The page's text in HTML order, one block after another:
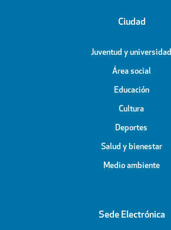
Ciudad
Juventud y universidad
Área social
Educación
Cultura
Deportes
Salud y bienestar
Medio ambiente
Sede Electrónica